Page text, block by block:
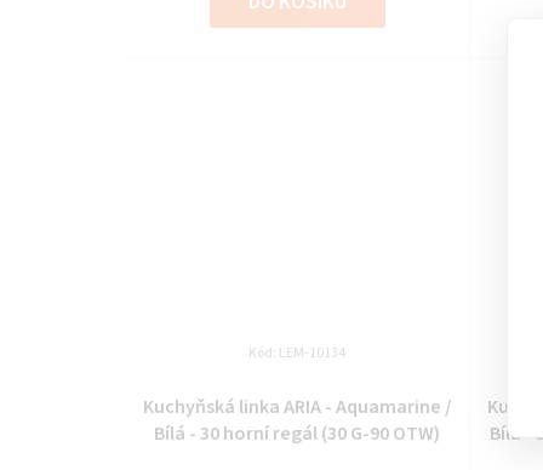
Kuchyňská linka ARIA - Aquamarine /
Bílá - 30 horní regál (30 G-90 OTW)
Kód: LEM-10134
Bílá -